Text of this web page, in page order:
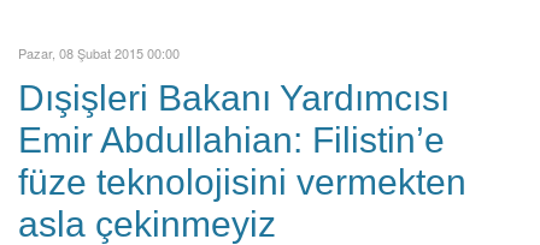
Pazar, 08 Şubat 2015 00:00
Dışişleri Bakanı Yardımcısı
Emir Abdullahian: Filistin’e
füze teknolojisini vermekten
asla çekinmeyiz